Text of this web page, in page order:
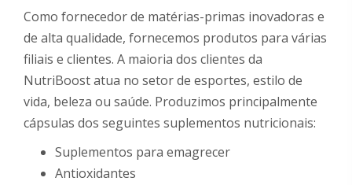
Como fornecedor de matérias-primas inovadoras e
de alta qualidade, fornecemos produtos para várias
filiais e clientes. A maioria dos clientes da
NutriBoost atua no setor de esportes, estilo de
vida, beleza ou saúde. Produzimos principalmente
cápsulas dos seguintes suplementos nutricionais:
Suplementos para emagrecer
Antioxidantes